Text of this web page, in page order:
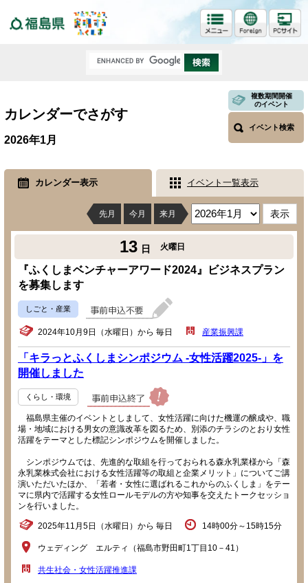
カレンダーでさがす
複数期間開催
のイベント
イベント検索
2026年1月
カレンダー表示 イベント一覧表示
先月 今月 来月
13 日 火曜日
『ふくしまベンチャーアワード2024』ビジネスプラン
を募集します
しごと・産業
2024年10月9日（水曜日）から 毎日 産業振興課
「キラっとふくしまシンポジウム -女性活躍2025-」を
開催しました
くらし・環境
福島県主催のイベントとしまして、女性活躍に向けた機運の醸成や、職
場・地域における男女の意識改革を図るため、別添のチラシのとおり女性
活躍をテーマとした標記シンポジウムを開催しました。
シンポジウムでは、先進的な取組を行っておられる森永乳業様から「森
永乳業株式会社における女性活躍等の取組と企業メリット」についてご講
演いただいたほか、「若者・女性に選ばれるこれからのふくしま」をテー
マに県内で活躍する女性ロールモデルの方や知事を交えたトークセッショ
ンを行いました。
2025年11月5日（水曜日）から 毎日 14時00分～15時15分
ウェディング エルティ（福島市野田町1丁目10－41）
共生社会・女性活躍推進課